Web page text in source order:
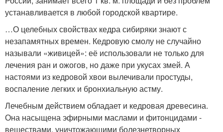
устанавливается в любой городской квартире.
…О целебных свойствах кедра сибиряки знают с
незапамятных времен. Кедровую смолу не случайно
называли «живицей»: её использовали не только для
лечения ран и ожогов, но даже при укусах змей. А
настоями из кедровой хвои вылечивали простуды,
воспаление легких и бронхиальную астму.
Лечебным действием обладает и кедровая древесина.
Она насыщена эфирными маслами и фитонцидами -
веществами, уничтожающими болезнетворных